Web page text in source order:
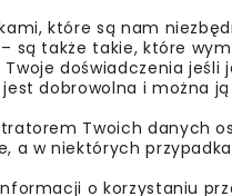
które są nam
są także takie, które
doświadczenia jeśli
dobrowolna i można
Twoich danych
a w niektórych
o korzystaniu